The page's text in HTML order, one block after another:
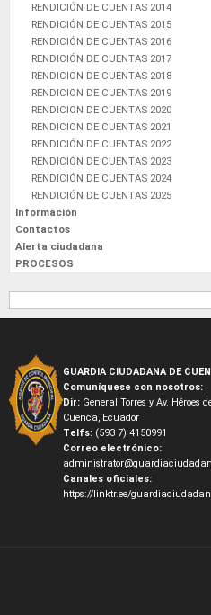
RENDICIÓN DE CUENTAS 2014
RENDICIÓN DE CUENTAS 2015
RENDICIÓN DE CUENTAS 2016
RENDICIÓN DE CUENTAS 2017
RENDICION DE CUENTAS 2018
RENDICION DE CUENTAS 2019
RENDICION DE CUENTAS 2020
RENDICION DE CUENTAS 2021
RENDICIÓN DE CUENTAS 2022
RENDICIÓN DE CUENTAS 2023
RENDICIÓN DE CUENTAS 2024
RENDICIÓN DE CUENTAS 2025
Información
Contactos
Alerta ciudadana
PROCESOS
GUARDIA CIUDADANA DE
Comuníquese con nosotros:
Dir: General Torres y Av. Héroes
Cuenca, Ecuador
Telfs: (593 7) 4150991
Correo electrónico:
Canales oficiales:
https://linktr.ee/